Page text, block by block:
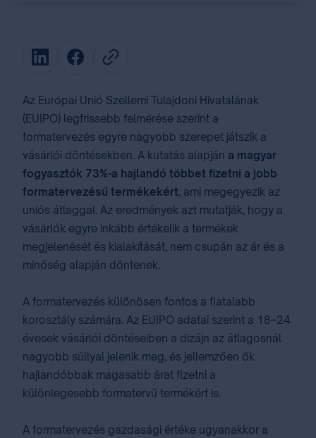
Az Európai Unió Szellemi Tulajdoni Hivatalának
(EUIPO) legfrissebb felmérése szerint a
formatervezés egyre nagyobb szerepet játszik a
vásárlói döntésekben. A kutatás alapján a magyar
fogyasztók 73%-a hajlandó többet fizetni a jobb
formatervezésű termékekért, ami megegyezik az
uniós átlaggal. Az eredmények azt mutatják, hogy a
vásárlók egyre inkább értékelik a termékek
megjelenését és kialakítását, nem csupán az ár és a
minőség alapján döntenek.
A formatervezés különösen fontos a fiatalabb
korosztály számára. Az EUIPO adatai szerint a 18–24
évesek vásárlói döntéseiben a dizájn az átlagosnál
nagyobb súllyal jelenik meg, és jellemzően ők
hajlandóbbak magasabb árat fizetni a
különlegesebb formatervű termékért is.
A formatervezés gazdasági értéke ugyanakkor a